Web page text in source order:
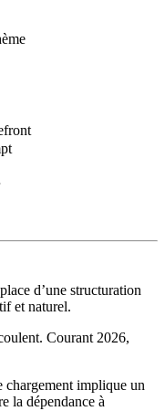
d’une structuration
et naturel.
Courant 2026,
chargement implique un
la dépendance à